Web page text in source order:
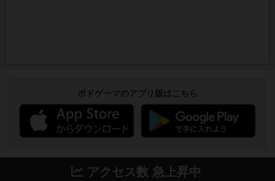
ボドゲーマのアプリ版はこちら
アクセス数 急上昇中